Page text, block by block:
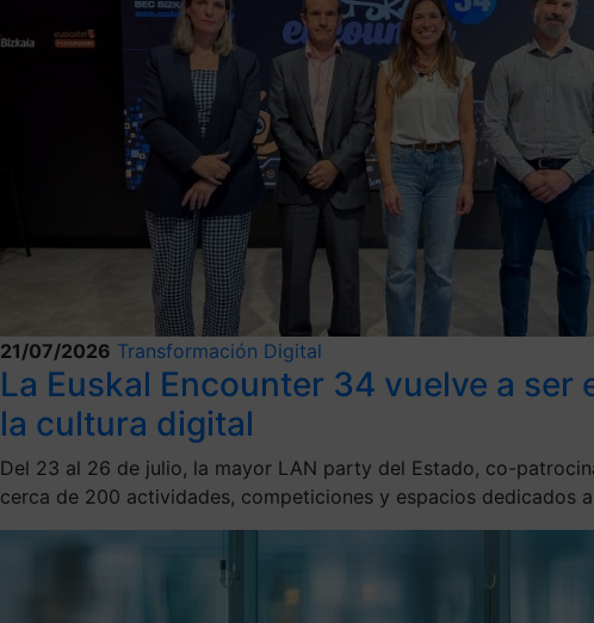
21/07/2026 Transformación Digital
La Euskal Encounter 34 vuelve a
la cultura digital
Del 23 al 26 de julio, la mayor LAN party del Estado, co-
cerca de 200 actividades, competiciones y espacios dedicados